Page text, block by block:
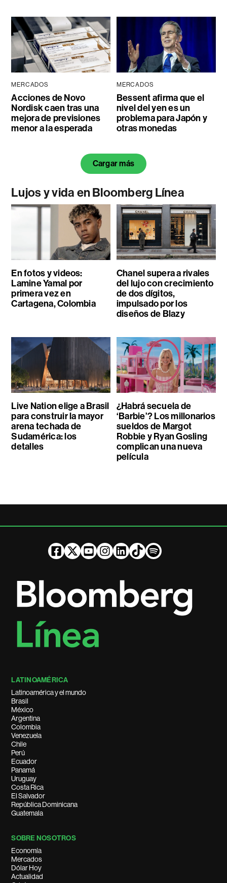
MERCADOS
Acciones de Novo
Nordisk caen tras una
mejora de previsiones
menor a la esperada
MERCADOS
Bessent afirma que el
nivel del yen es un
problema para Japón y
otras monedas
Cargar más
Lujos y vida en Bloomberg Línea
En fotos y videos:
Lamine Yamal por
primera vez en
Cartagena, Colombia
Chanel supera a rivales
del lujo con crecimiento
de dos dígitos,
impulsado por los
diseños de Blazy
Live Nation elige a Brasil
para construir la mayor
arena techada de
Sudamérica: los
detalles
¿Habrá secuela de
‘Barbie’? Los millonarios
sueldos de Margot
Robbie y Ryan Gosling
complican una nueva
película
LATINOAMÉRICA
Latinoamérica y el mundo
Brasil
México
Argentina
Colombia
Venezuela
Chile
Perú
Ecuador
Panamá
Uruguay
Costa Rica
El Salvador
República Dominicana
Guatemala
SOBRE NOSOTROS
Economía
Mercados
Dólar Hoy
Actualidad